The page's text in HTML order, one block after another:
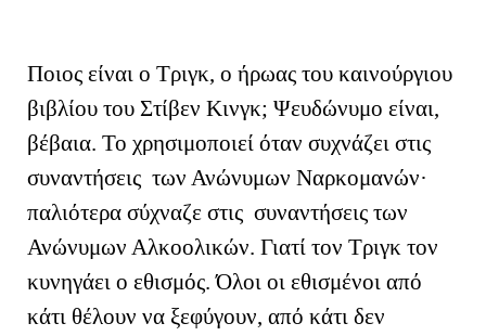
Ποιος είναι ο Τριγκ, ο ήρωας του καινούργιου
βιβλίου του Στίβεν Κινγκ; Ψευδώνυμο είναι,
βέβαια. Το χρησιμοποιεί όταν συχνάζει στις
συναντήσεις των Ανώνυμων Ναρκομανών·
παλιότερα σύχναζε στις συναντήσεις των
Ανώνυμων Αλκοολικών. Γιατί τον Τριγκ τον
κυνηγάει ο εθισμός. Όλοι οι εθισμένοι από
κάτι θέλουν να ξεφύγουν, από κάτι δεν